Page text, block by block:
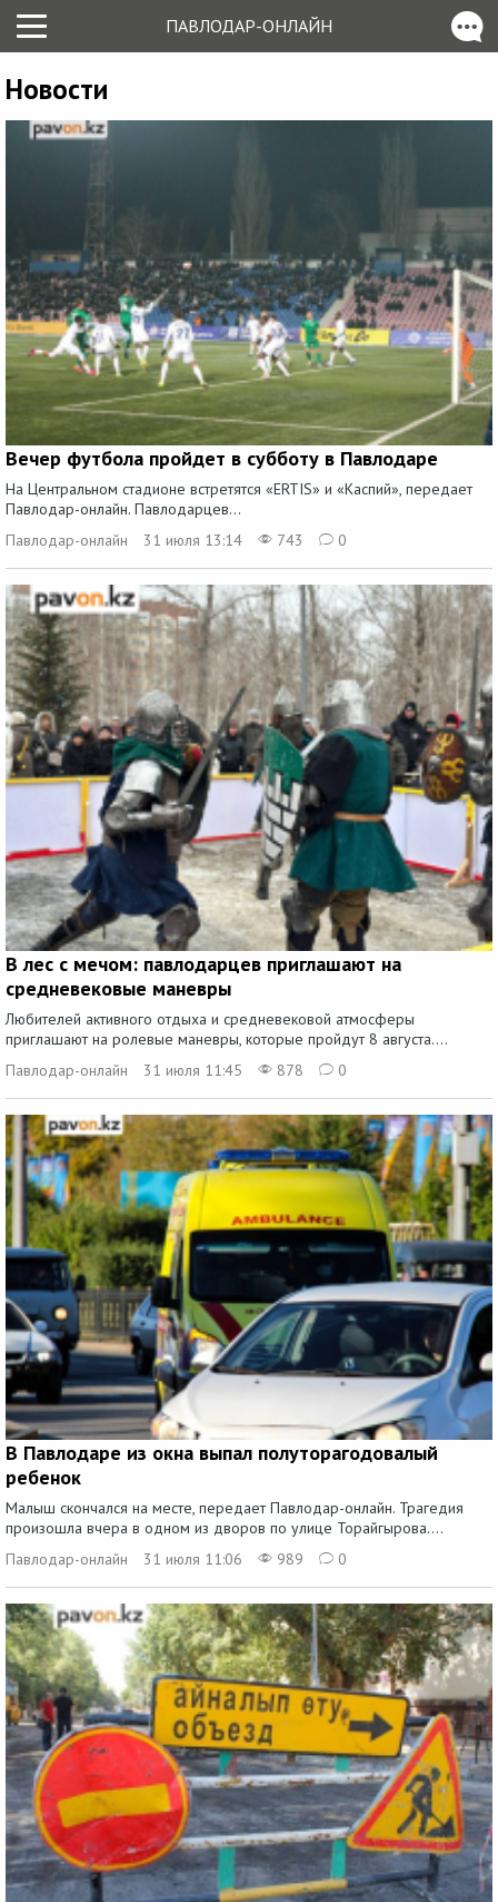
ПАВЛОДАР-ОНЛАЙН
Новости
Вечер футбола пройдет в субботу в Павлодаре
На Центральном стадионе встретятся «ERTIS» и «Каспий», передает
Павлодар-онлайн. Павлодарцев...
Павлодар-онлайн
31 июля 13:14 743 0
В лес с мечом: павлодарцев приглашают на
средневековые маневры
Любителей активного отдыха и средневековой атмосферы
приглашают на ролевые маневры, которые пройдут 8 августа....
Павлодар-онлайн
31 июля 11:45 878 0
В Павлодаре из окна выпал полуторагодовалый
ребенок
Малыш скончался на месте, передает Павлодар-онлайн. Трагедия
произошла вчера в одном из дворов по улице Торайгырова....
Павлодар-онлайн
31 июля 11:06 989 0